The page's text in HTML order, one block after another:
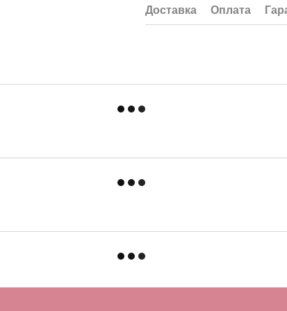
Доставка Оплата